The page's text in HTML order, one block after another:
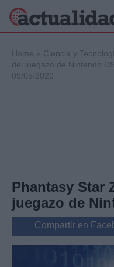
Internacional
Viajes
Home » Ciencia y
del juegazo de Nintendo DS
09/05/2020
Phantasy Star
juegazo de
Compartir en